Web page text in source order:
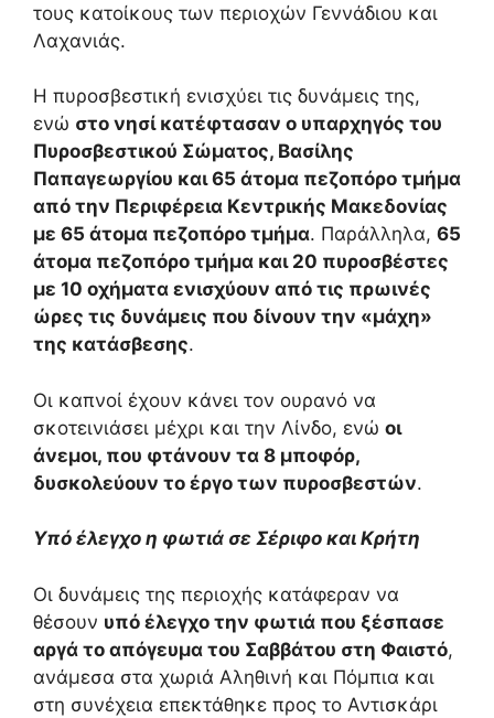
τους κατοίκους των περιοχών Γεννάδιου και
Λαχανιάς.
Η πυροσβεστική ενισχύει τις δυνάμεις της,
ενώ στο νησί κατέφτασαν ο υπαρχηγός του
Πυροσβεστικού Σώματος, Βασίλης
Παπαγεωργίου και 65 άτομα πεζοπόρο τμήμα
από την Περιφέρεια Κεντρικής Μακεδονίας
με 65 άτομα πεζοπόρο τμήμα. Παράλληλα, 65
άτομα πεζοπόρο τμήμα και 20 πυροσβέστες
με 10 οχήματα ενισχύουν από τις πρωινές
ώρες τις δυνάμεις που δίνουν την «μάχη»
της κατάσβεσης.
Οι καπνοί έχουν κάνει τον ουρανό να
σκοτεινιάσει μέχρι και την Λίνδο, ενώ οι
άνεμοι, που φτάνουν τα 8 μποφόρ,
δυσκολεύουν το έργο των πυροσβεστών.
Υπό έλεγχο η φωτιά σε Σέριφο και Κρήτη
Οι δυνάμεις της περιοχής κατάφεραν να
θέσουν υπό έλεγχο την φωτιά που ξέσπασε
αργά το απόγευμα του Σαββάτου στη Φαιστό,
ανάμεσα στα χωριά Αληθινή και Πόμπια και
στη συνέχεια επεκτάθηκε προς το Αντισκάρι